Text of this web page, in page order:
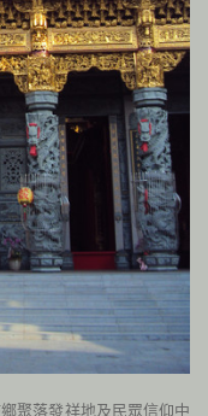
聚落發祥地及民眾信仰中